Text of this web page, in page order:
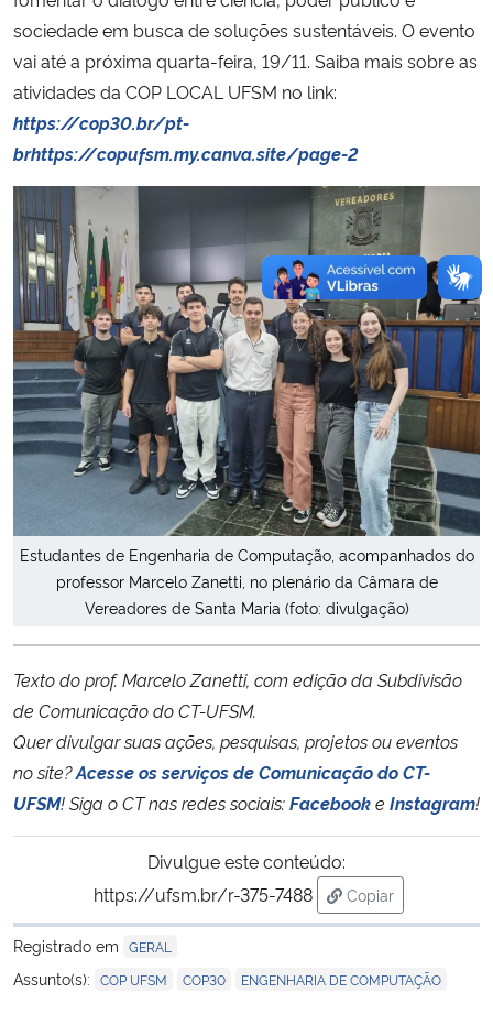
sociedade em busca de soluções sustentáveis. O evento
vai até a próxima quarta-feira, 19/11. Saiba mais sobre as
atividades da COP LOCAL UFSM no link:
https://cop30.br/pt-
brhttps://copufsm.my.canva.site/page-2
Estudantes de Engenharia de Computação, acompanhados do
professor Marcelo Zanetti, no plenário da Câmara de
Vereadores de Santa Maria (foto: divulgação)
Texto do prof. Marcelo Zanetti, com edição da Subdivisão
de Comunicação do CT-UFSM.
Quer divulgar suas ações, pesquisas, projetos ou eventos
no site?Acesse os serviços de Comunicação do CT-
UFSM!Siga o CT nas redes sociais:Facebooke Instagram!
Divulgue este conteúdo:
https://ufsm.br/r-375-7488
Copiar
para área de
Registrado em GERAL
Assunto(s): COP UFSM COP30 ENGENHARIA DE COMPUTAÇÃO